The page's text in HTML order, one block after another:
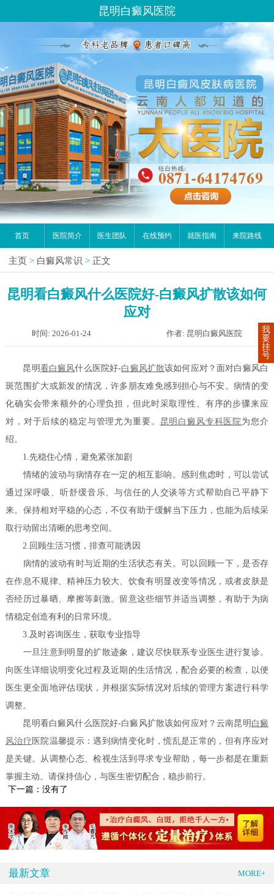
昆明白癜风医院
首页 医院简介 医生团队 在线预约 就医指南 来院路线
主页 > 白癜风常识 > 正文
昆明看白癜风什么医院好-白癜风扩散该如何
应对
时间: 2026-01-24 作者: 昆明白癜风医院
昆明看白癜风什么医院好-白癜风扩散该如何应对？面对白癜风白
斑范围扩大或新发的情况，许多朋友难免感到担心与不安。病情的变
化确实会带来额外的心理负担，但此时采取理性、有序的步骤来应
对，对于后续的稳定与管理尤为重要。 昆明白癜风专科医院为您介
绍。
1.先稳住心情，避免紧张加剧
情绪的波动与病情存在一定的相互影响。感到焦虑时，可以尝试
通过深呼吸、听舒缓音乐、与信任的人交谈等方式帮助自己平静下
来。保持相对平稳的心态，不仅有助于缓解当下压力，也能为后续采
取行动留出清晰的思考空间。
2.回顾生活习惯，排查可能诱因
病情的波动有时与近期的生活状态有关。可以回顾一下，是否存
在作息不规律、精神压力较大、饮食有明显改变等情况，或者皮肤是
否经历过暴晒、摩擦等刺激。留意这些细节并适当调整，有助于为病
情稳定创造有利的日常环境。
3.及时咨询医生，获取专业指导
一旦注意到明显的扩散迹象，建议尽快联系专业医生进行复诊。
向医生详细说明变化过程及近期的生活情况，配合必要的检查，以便
医生更全面地评估现状，并根据实际情况对后续的管理方案进行科学
调整。
昆明看白癜风什么医院好-白癜风扩散该如何应对？云南昆明 白癜
风治疗 医院温馨提示：遇到病情变化时，慌乱是正常的，但有序应对
是关键。从调整心态、检视生活到寻求专业帮助，每一步都是在重新
掌握主动。请保持信心，与医生密切配合，稳步前行。
下一篇：没有了
最新文章 MORE+
我
要
挂
号